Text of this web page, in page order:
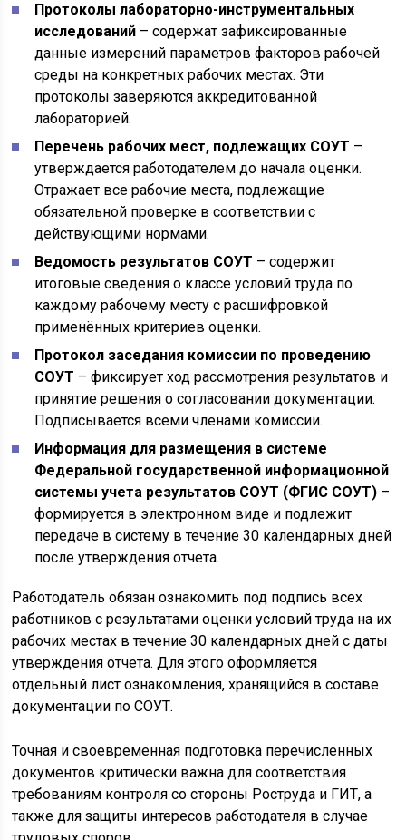
Протоколы лабораторно-инструментальных
исследований – содержат зафиксированные
данные измерений параметров факторов рабочей
среды на конкретных рабочих местах. Эти
протоколы заверяются аккредитованной
лабораторией.
Перечень рабочих мест, подлежащих СОУТ –
утверждается работодателем до начала оценки.
Отражает все рабочие места, подлежащие
обязательной проверке в соответствии с
действующими нормами.
Ведомость результатов СОУТ – содержит
итоговые сведения о классе условий труда по
каждому рабочему месту с расшифровкой
применённых критериев оценки.
Протокол заседания комиссии по проведению
СОУТ – фиксирует ход рассмотрения результатов и
принятие решения о согласовании документации.
Подписывается всеми членами комиссии.
Информация для размещения в системе
Федеральной государственной информационной
системы учета результатов СОУТ (ФГИС СОУТ) –
формируется в электронном виде и подлежит
передаче в систему в течение 30 календарных дней
после утверждения отчета.
Работодатель обязан ознакомить под подпись всех
работников с результатами оценки условий труда на их
рабочих местах в течение 30 календарных дней с даты
утверждения отчета. Для этого оформляется
отдельный лист ознакомления, хранящийся в составе
документации по СОУТ.
Точная и своевременная подготовка перечисленных
документов критически важна для соответствия
требованиям контроля со стороны Роструда и ГИТ, а
также для защиты интересов работодателя в случае